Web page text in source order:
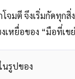
โจมตี จึงเริ่มกัดทุ
เหยื่อของ “มือที่เข
นรูปของ